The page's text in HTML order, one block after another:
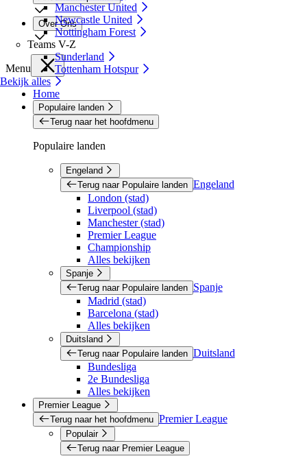
Manchester United
Newcastle United
Nottingham Forest
Teams V-Z
Sunderland
Tottenham Hotspur
Bekijk alles
Over Ons
Menu
Home
Populaire landen
Terug naar het hoofdmenu
Populaire landen
Engeland
Terug naar Populaire landen Engeland
London (stad)
Liverpool (stad)
Manchester (stad)
Premier League
Championship
Alles bekijken
Spanje
Terug naar Populaire landen
Spanje
Madrid (stad)
Barcelona (stad)
Alles bekijken
Duitsland
Terug naar Populaire landen Duitsland
Bundesliga
2e Bundesliga
Alles bekijken
Premier League
Terug naar het hoofdmenu Premier League
Populair
Terug naar Premier League